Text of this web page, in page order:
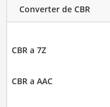
Converter de CBR
CBR a 7Z
CBR a AAC